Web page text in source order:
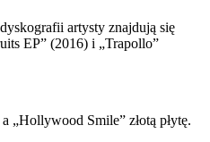
artysty znajdują się
EP” (2016) i „Trapollo”
„Hollywood Smile” złotą płytę.